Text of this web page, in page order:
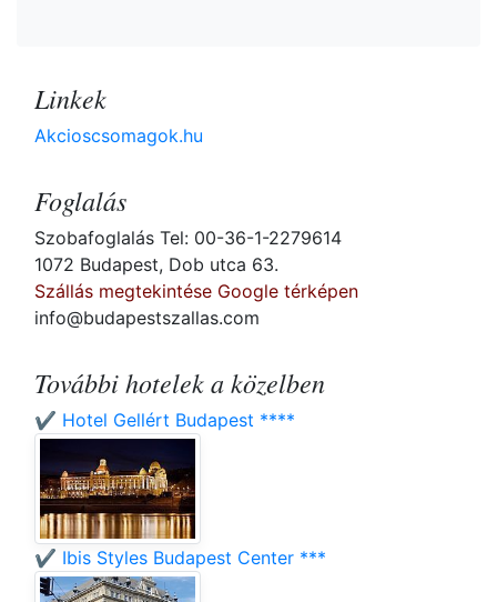
Linkek
Akcioscsomagok.hu
Foglalás
Szobafoglalás Tel: 00-36-1-2279614
1072 Budapest, Dob utca 63.
Szállás megtekintése Google térképen
info@budapestszallas.com
További hotelek a közelben
✔️ Hotel Gellért Budapest ****
✔️ Ibis Styles Budapest Center ***